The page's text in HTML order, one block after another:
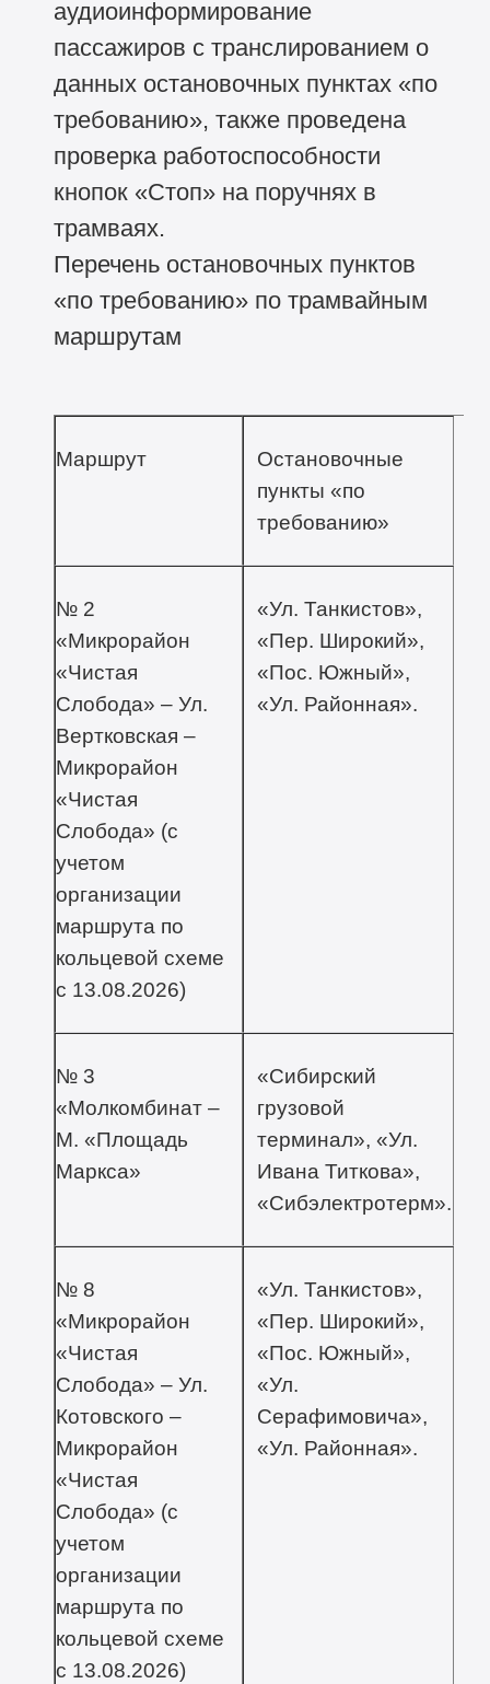
аудиоинформирование
пассажиров с транслированием о
данных остановочных пунктах «по
требованию», также проведена
проверка работоспособности
кнопок «Стоп» на поручнях в
трамваях.
Перечень остановочных пунктов
«по требованию» по трамвайным
маршрутам
Маршрут
Остановочные
пункты «по
требованию»
№ 2
«Микрорайон
«Чистая
Слобода» – Ул.
Вертковская –
Микрорайон
«Чистая
Слобода» (с
учетом
организации
маршрута по
кольцевой схеме
с 13.08.2026)
«Ул. Танкистов»,
«Пер. Широкий»,
«Пос. Южный»,
«Ул. Районная».
№ 3
«Молкомбинат –
М. «Площадь
Маркса»
«Сибирский
грузовой
терминал», «Ул.
Ивана Титкова»,
«Сибэлектротерм».
№ 8
«Микрорайон
«Чистая
Слобода» – Ул.
Котовского –
Микрорайон
«Чистая
Слобода» (с
учетом
организации
маршрута по
кольцевой схеме
с 13.08.2026)
«Ул. Танкистов»,
«Пер. Широкий»,
«Пос. Южный»,
«Ул.
Серафимовича»,
«Ул. Районная».